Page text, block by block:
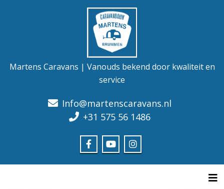
Martens Caravans | Vanouds bekend door kwaliteit en
service
Info@martenscaravans.nl
+31 575 56 1486